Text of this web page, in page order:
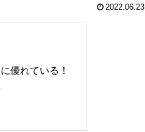
2022.06.23
優れている！